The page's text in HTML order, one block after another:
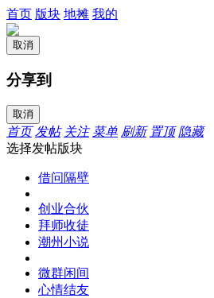
首页 版块 地摊 我的
取消
分享到
取消
首页 发帖 关注 菜单 刷新 置顶 隐藏
选择发帖版块
借问隔壁
创业合伙
拜师收徒
潮州小说
微群闲间
心情结友